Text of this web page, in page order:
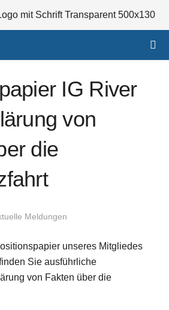
IG River
von
die
Meldungen
unseres Mitgliedes
Sie ausführliche
von Fakten über die